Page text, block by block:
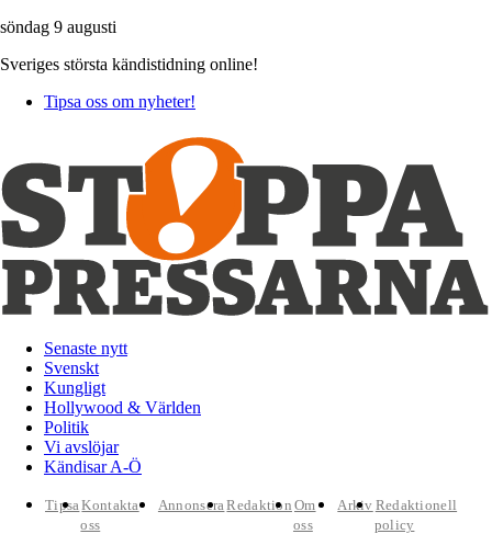
söndag 9 augusti
Sveriges största kändistidning online!
Tipsa oss om nyheter!
Senaste nytt
Svenskt
Kungligt
Hollywood & Världen
Politik
Vi avslöjar
Kändisar A-Ö
TipsaKontakta
oss
AnnonseraRedaktion Om
oss
Arkiv Redaktionell
policy